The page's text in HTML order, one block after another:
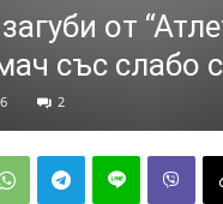
от
със слабо
2